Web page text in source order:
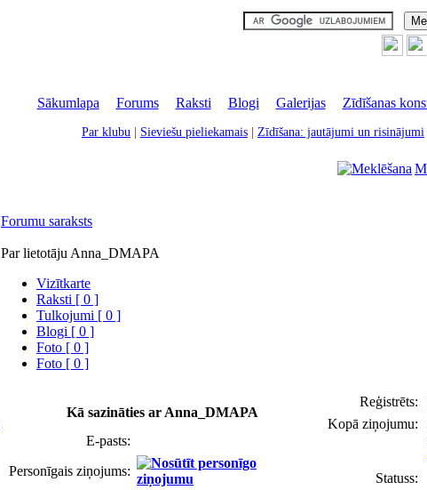
Sākumlapa
Forums| Raksti Blogi Galerijas| Zīdīšanas
Par klubu Sieviešu pieliekamais Zīdīšana: jautājumi un risinājumi
Forumu saraksts
Par lietotāju Anna_DMAPA
Vizītkarte
Raksti [ 0 ]
Tulkojumi [ 0 ]
Blogi [ 0 ]
Foto [ 0 ]
Foto [ 0 ]
Reģistrēts:
Kopā ziņojumu:
Statuss:
Kā sazināties ar Anna_DMAPA
E-pasts:
Personīgais ziņojums: